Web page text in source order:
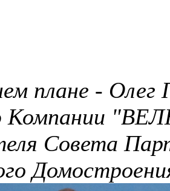
плане - Олег
Компании
Совета